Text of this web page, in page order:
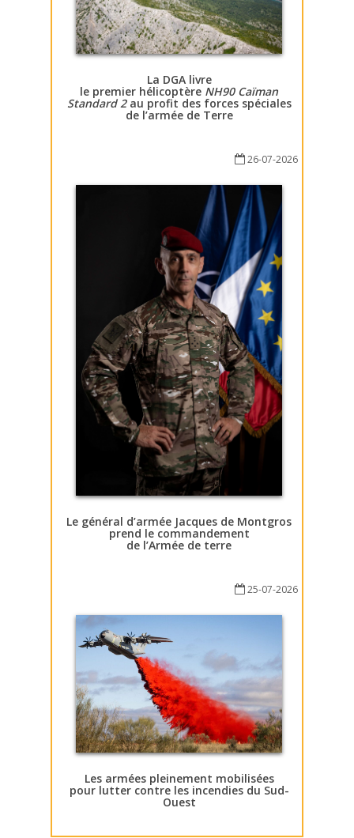
La DGA livre
le premier hélicoptère NH90 Caïman
Standard 2au profit des forces spéciales
de l’armée de Terre
26-07-2026
Le général d’armée Jacques de Montgros
prend le commandement
de l’Armée de terre
25-07-2026
Les armées pleinement mobilisées
pour lutter contre les incendies du Sud-
Ouest